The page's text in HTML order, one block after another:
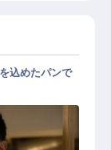
込めたパンで